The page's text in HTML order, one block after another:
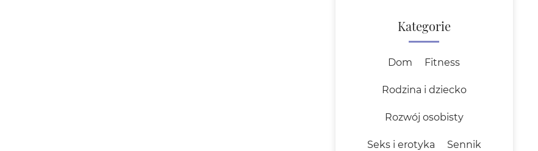
Kategorie
Dom Fitness
Rodzina i dziecko
Rozwój osobisty
Seks i erotyka Sennik